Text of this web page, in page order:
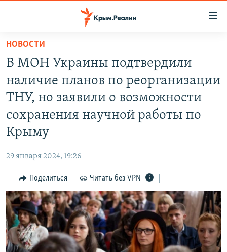
Вернуться
основному
содержанию
Вернутся
главной
навигации
Вернутся
СПЕЦПРОЕКТЫ
ГРУЗ 200
ВОДА
ЕЩЕ
ТЕЛЕПРОЕКТ КРЫМ.РЕАЛИИ
СОВЕТЫ ПРАВОЗАЩИТНИКОВ
ПРОПАВШИЕ БЕЗ ВЕСТИ
ПОБЕДИТЕЛЕЙ НЕ СУДЯТ?
КАК ОБОЙТИ БЛОКИРОВКУ
Українською
Qırımtatar
ПРИСОЕДИНЯЙТЕСЬ!
НОВОСТИ
В МОН Украины подтвердили
наличие планов по реорганизации
ТНУ, но заявили о возможности
сохранения научной работы по
Крыму
29 января 2024, 19:26
Поделиться Читать без VPN